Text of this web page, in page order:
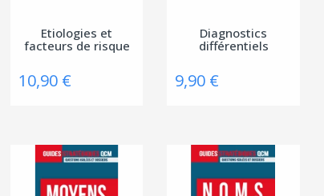
Etiologies et
facteurs de risque
10,90 €
Diagnostics
différentiels
9,90 €